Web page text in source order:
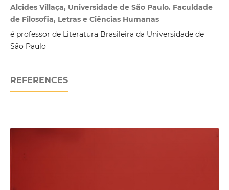
Alcides Villaça, Universidade de São Paulo. Faculdade
de Filosofia, Letras e Ciências Humanas
é professor de Literatura Brasileira da Universidade de
São Paulo
REFERENCES